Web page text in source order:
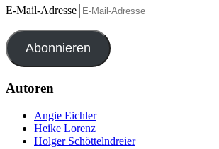
E-Mail-Adresse
Abonnieren
Autoren
Angie Eichler
Heike Lorenz
Holger Schöttelndreier